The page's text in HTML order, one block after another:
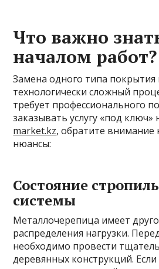
Что важно
началом работ?
Замена одного типа покрытия
технологически сложный
требует профессионального
заказывать услугу «под ключ»
market.kz, обратите
нюансы:
Состояние
системы
Металлочерепица имеет
распределения нагрузки.
необходимо провести
деревянных конструкций.